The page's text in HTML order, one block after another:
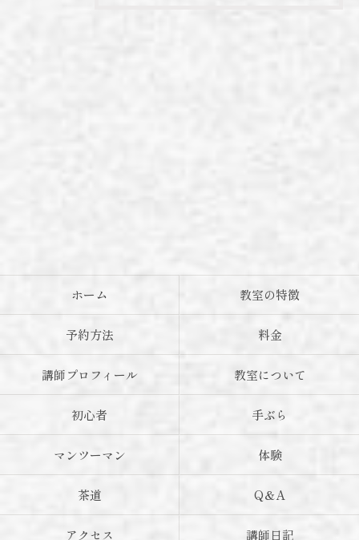
ホーム 教室の特徴
予約方法 料金
講師プロフィール 教室について
初心者 手ぶら
マンツーマン 体験
茶道 Q＆A
アクセス 講師日記